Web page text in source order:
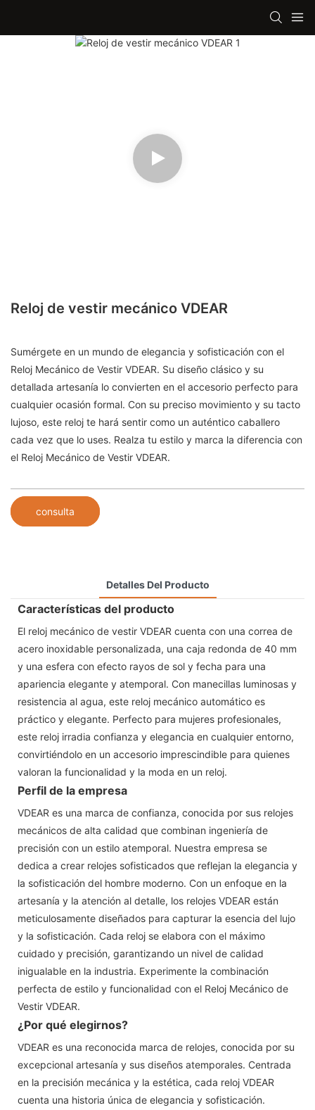
Reloj de vestir mecánico VDEAR
Sumérgete en un mundo de elegancia y sofisticación con el
Reloj Mecánico de Vestir VDEAR. Su diseño clásico y su
detallada artesanía lo convierten en el accesorio perfecto para
cualquier ocasión formal. Con su preciso movimiento y su tacto
lujoso, este reloj te hará sentir como un auténtico caballero
cada vez que lo uses. Realza tu estilo y marca la diferencia con
el Reloj Mecánico de Vestir VDEAR.
consulta
Detalles Del Producto
Características del producto
El reloj mecánico de vestir VDEAR cuenta con una correa de
acero inoxidable personalizada, una caja redonda de 40 mm
y una esfera con efecto rayos de sol y fecha para una
apariencia elegante y atemporal. Con manecillas luminosas y
resistencia al agua, este reloj mecánico automático es
práctico y elegante. Perfecto para mujeres profesionales,
este reloj irradia confianza y elegancia en cualquier entorno,
convirtiéndolo en un accesorio imprescindible para quienes
valoran la funcionalidad y la moda en un reloj.
Perfil de la empresa
VDEAR es una marca de confianza, conocida por sus relojes
mecánicos de alta calidad que combinan ingeniería de
precisión con un estilo atemporal. Nuestra empresa se
dedica a crear relojes sofisticados que reflejan la elegancia y
la sofisticación del hombre moderno. Con un enfoque en la
artesanía y la atención al detalle, los relojes VDEAR están
meticulosamente diseñados para capturar la esencia del lujo
y la sofisticación. Cada reloj se elabora con el máximo
cuidado y precisión, garantizando un nivel de calidad
inigualable en la industria. Experimente la combinación
perfecta de estilo y funcionalidad con el Reloj Mecánico de
Vestir VDEAR.
¿Por qué elegirnos?
VDEAR es una reconocida marca de relojes, conocida por su
excepcional artesanía y sus diseños atemporales. Centrada
en la precisión mecánica y la estética, cada reloj VDEAR
cuenta una historia única de elegancia y sofisticación.